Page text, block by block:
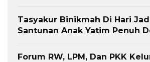
Tasyakur Binikmah Di Hari
Santunan Anak Yatim Penuh
Forum RW, LPM, Dan PKK